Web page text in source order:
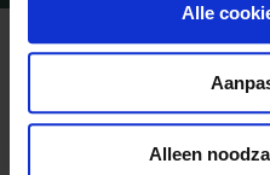
toekomst wijzigen.Alle
Alleen
REIZEN MET KONING AAP
Duurzaam toerisme
Vacatures
Veelgestelde vragen